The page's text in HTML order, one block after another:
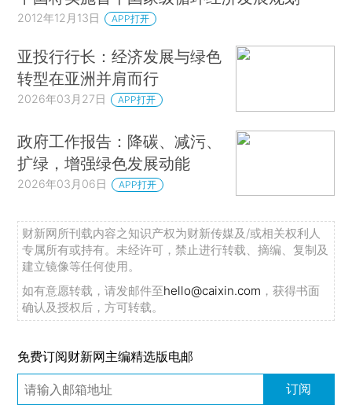
2012年12月13日 APP打开
亚投行行长：经济发展与绿色
转型在亚洲并肩而行
2026年03月27日 APP打开
政府工作报告：降碳、减污、
扩绿，增强绿色发展动能
2026年03月06日 APP打开
财新网所刊载内容之知识产权为财新传媒及/或相关权利人
专属所有或持有。未经许可，禁止进行转载、摘编、复制及
建立镜像等任何使用。
如有意愿转载，请发邮件至hello@caixin.com ，获得书面
确认及授权后，方可转载。
免费订阅财新网主编精选版电邮
订阅